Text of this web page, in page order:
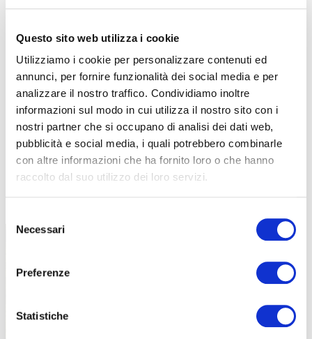
Questo sito web utilizza i cookie
Utilizziamo i cookie per personalizzare contenuti ed
annunci, per fornire funzionalità dei social media e per
analizzare il nostro traffico. Condividiamo inoltre
informazioni sul modo in cui utilizza il nostro sito con i
nostri partner che si occupano di analisi dei dati web,
pubblicità e social media, i quali potrebbero combinarle
con altre informazioni che ha fornito loro o che hanno
raccolto dal suo utilizzo dei loro servizi.
delNecessari
Preferenze
Statistiche
TUTTE LE CATEGORIE DEL MAGAZINE